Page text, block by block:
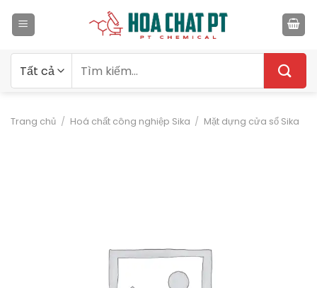
qua
kiếm:
Trang chủ / Hoá chất công nghiệp Sika / Mặt dựng cửa sổ Sika